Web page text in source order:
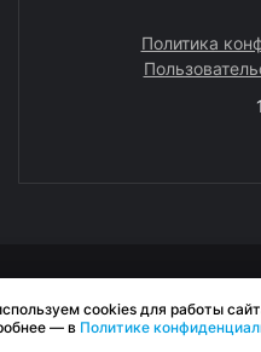
Политика
Разработано RASA
cookies для работы
— в Политике